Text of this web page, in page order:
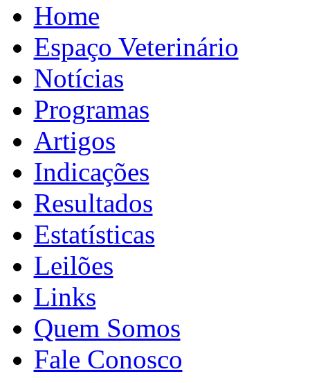
Home
Espaço Veterinário
Notícias
Programas
Artigos
Indicações
Resultados
Estatísticas
Leilões
Links
Quem Somos
Fale Conosco